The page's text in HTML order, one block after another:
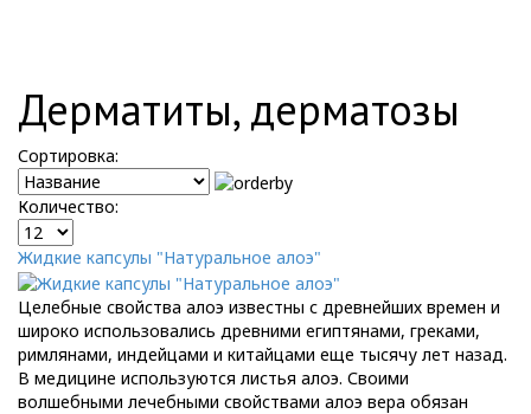
Дерматиты, дерматозы
Сортировка:
Количество:
Жидкие капсулы "Натуральное алоэ"
Целебные свойства алоэ известны с древнейших времен и
широко использовались древними египтянами, греками,
римлянами, индейцами и китайцами еще тысячу лет назад.
В медицине используются листья алоэ. Своими
волшебными лечебными свойствами алоэ вера обязан